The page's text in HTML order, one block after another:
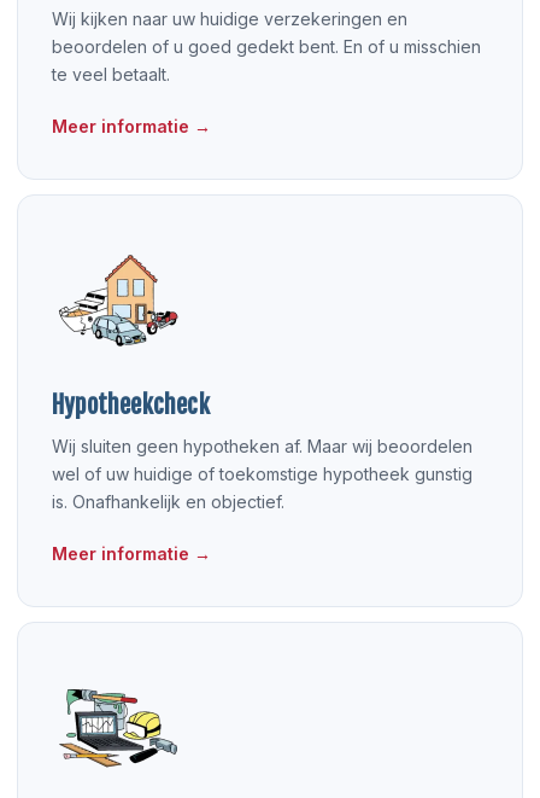
Wij kijken naar uw huidige verzekeringen en
beoordelen of u goed gedekt bent. En of u misschien
te veel betaalt.
Meer informatie →
Hypotheekcheck
Wij sluiten geen hypotheken af. Maar wij beoordelen
wel of uw huidige of toekomstige hypotheek gunstig
is. Onafhankelijk en objectief.
Meer informatie →